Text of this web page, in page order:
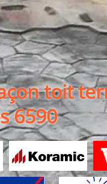
toit
6590